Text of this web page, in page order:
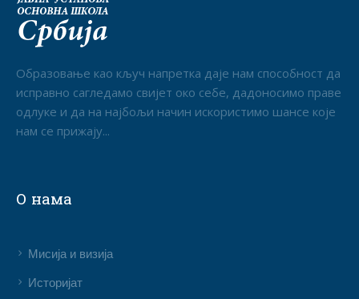
Образовање као кључ напретка даје нам способност да
исправно сагледамо свијет око себе, дадоносимо праве
одлуке и да на најбољи начин искористимо шансе које
нам се прижају...
О нама
Мисија и визија
Историјат